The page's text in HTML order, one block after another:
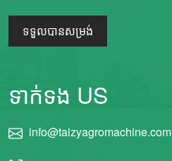
ទទួលបានសម្រង់
ទាក់ទង US
info@taizyagromachine.com